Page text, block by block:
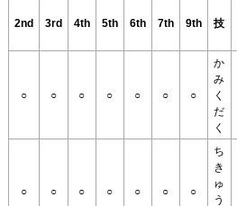
2nd 3rd 4th 5th 6th 7th 9th 技
○ ○ ○ ○ ○ ○ ○
か
み
く
だ
く
○ ○ ○ ○ ○ ○ ○
ち
き
ゅ
う